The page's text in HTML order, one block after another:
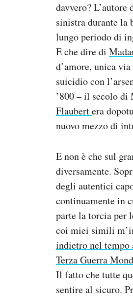
davvero?
sinistra durante la
lungo periodo di
E che dire di
d’amore, unica
suicidio con
’800 – il secolo
Flaubertera
nuovo mezzo di
E non è che sul
diversamente.
degli autentici
continuamente in
parte la torcia per
coi miei simili
indietro nel tempo
Terza Guerra
Il fatto che tutte
sentire al sicuro.